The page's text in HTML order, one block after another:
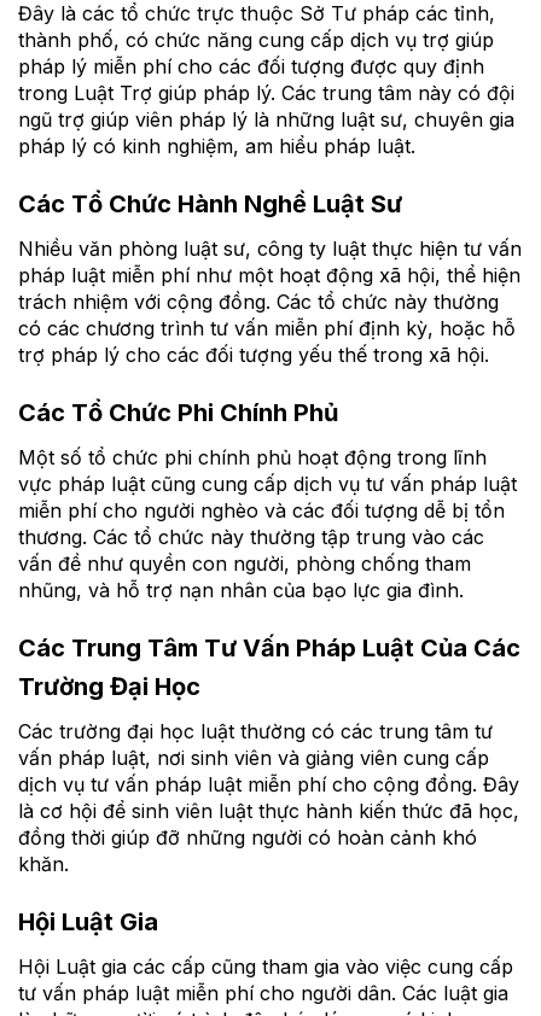
Đây là các tổ chức trực thuộc Sở Tư pháp các tỉnh,
thành phố, có chức năng cung cấp dịch vụ trợ giúp
pháp lý miễn phí cho các đối tượng được quy định
trong Luật Trợ giúp pháp lý. Các trung tâm này có đội
ngũ trợ giúp viên pháp lý là những luật sư, chuyên gia
pháp lý có kinh nghiệm, am hiểu pháp luật.
Các Tổ Chức Hành Nghề Luật Sư
Nhiều văn phòng luật sư, công ty luật thực hiện tư vấn
pháp luật miễn phí như một hoạt động xã hội, thể hiện
trách nhiệm với cộng đồng. Các tổ chức này thường
có các chương trình tư vấn miễn phí định kỳ, hoặc hỗ
trợ pháp lý cho các đối tượng yếu thế trong xã hội.
Các Tổ Chức Phi Chính Phủ
Một số tổ chức phi chính phủ hoạt động trong lĩnh
vực pháp luật cũng cung cấp dịch vụ tư vấn pháp luật
miễn phí cho người nghèo và các đối tượng dễ bị tổn
thương. Các tổ chức này thường tập trung vào các
vấn đề như quyền con người, phòng chống tham
nhũng, và hỗ trợ nạn nhân của bạo lực gia đình.
Các Trung Tâm Tư Vấn Pháp Luật Của Các
Trường Đại Học
Các trường đại học luật thường có các trung tâm tư
vấn pháp luật, nơi sinh viên và giảng viên cung cấp
dịch vụ tư vấn pháp luật miễn phí cho cộng đồng. Đây
là cơ hội để sinh viên luật thực hành kiến thức đã học,
đồng thời giúp đỡ những người có hoàn cảnh khó
khăn.
Hội Luật Gia
Hội Luật gia các cấp cũng tham gia vào việc cung cấp
tư vấn pháp luật miễn phí cho người dân. Các luật gia